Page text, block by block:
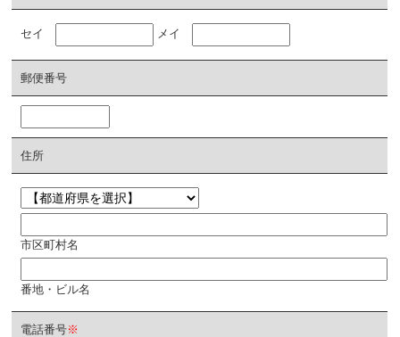
セイ メイ
郵便番号
住所
市区町村名
番地・ビル名
電話番号※